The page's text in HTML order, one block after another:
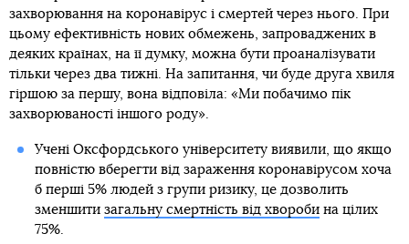
захворювання на коронавірус і смертей через нього. При
цьому ефективність нових обмежень, запроваджених в
деяких країнах, на її думку, можна бути проаналізувати
тільки через два тижні. На запитання, чи буде друга хвиля
гіршою за першу, вона відповіла: «Ми побачимо пік
захворюваності іншого роду».
Учені Оксфордського університету виявили, що якщо
повністю вберегти від зараження коронавірусом хоча
б перші 5% людей з групи ризику, це дозволить
зменшити загальну смертність від хворобина цілих
75%.